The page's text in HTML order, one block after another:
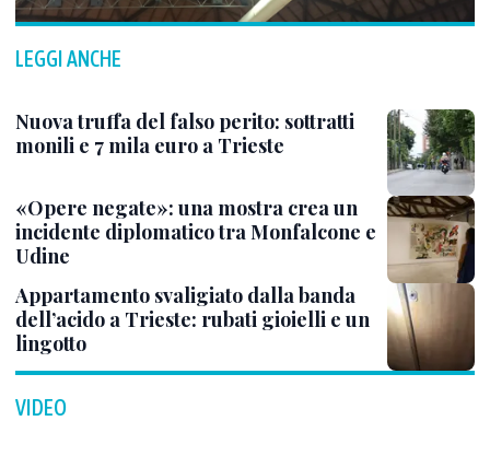
LEGGI ANCHE
Nuova truffa del falso perito: sottratti
monili e 7 mila euro a Trieste
«Opere negate»: una mostra crea un
incidente diplomatico tra Monfalcone e
Udine
Appartamento svaligiato dalla banda
dell’acido a Trieste: rubati gioielli e un
lingotto
VIDEO